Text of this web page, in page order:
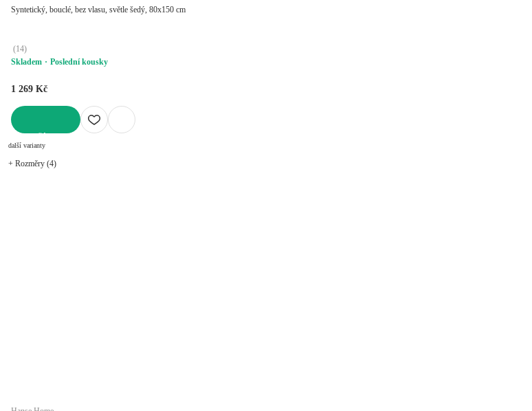
Syntetický, bouclé, bez vlasu, světle šedý, 80x150 cm
(14)
Skladem
Poslední kousky
1 269 Kč
další varianty
+ Rozměry (4)